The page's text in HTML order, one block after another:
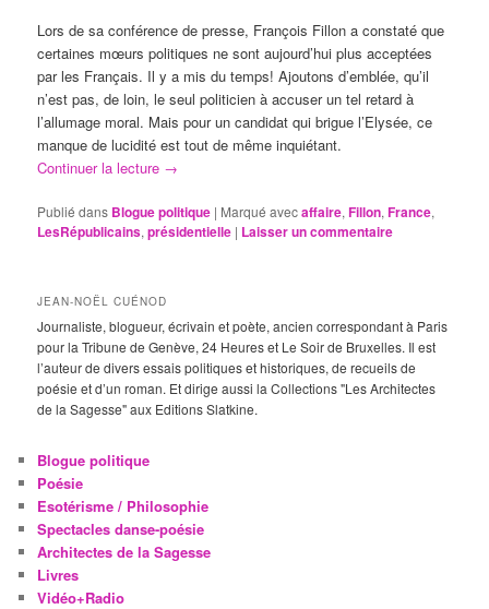
Lors de sa conférence de presse, François Fillon a constaté que
certaines mœurs politiques ne sont aujourd’hui plus acceptées
par les Français. Il y a mis du temps! Ajoutons d’emblée, qu’il
n’est pas, de loin, le seul politicien à accuser un tel retard à
l’allumage moral. Mais pour un candidat qui brigue l’Elysée, ce
manque de lucidité est tout de même inquiétant.
Continuer la lecture →
Publié dans Blogue politique | Marqué avecaffaire,Fillon,France,
LesRépublicains,présidentielle | Laisser un commentaire
JEAN-NOËL CUÉNOD
Journaliste, blogueur, écrivain et poète, ancien correspondant à Paris
pour la Tribune de Genève, 24 Heures et Le Soir de Bruxelles. Il est
l’auteur de divers essais politiques et historiques, de recueils de
poésie et d’un roman. Et dirige aussi la Collections "Les Architectes
de la Sagesse" aux Editions Slatkine.
Blogue politique
Poésie
Esotérisme / Philosophie
Spectacles danse-poésie
Architectes de la Sagesse
Livres
Vidéo+Radio